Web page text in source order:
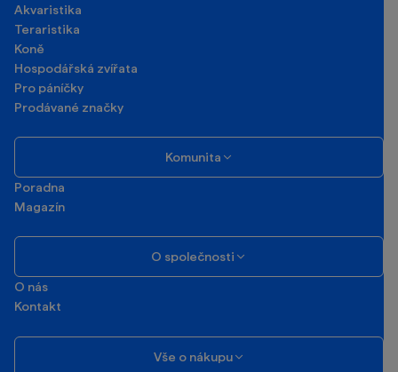
Akvaristika
Teraristika
Koně
Hospodářská zvířata
Pro páníčky
Prodávané značky
Komunita
Poradna
Magazín
O společnosti
O nás
Kontakt
Vše o nákupu